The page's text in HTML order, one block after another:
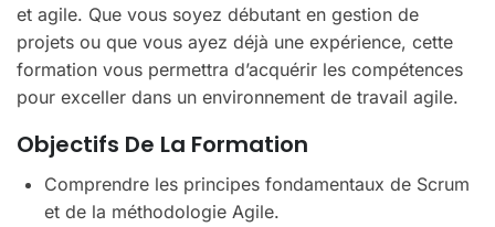
et agile. Que vous soyez débutant en gestion de
projets ou que vous ayez déjà une expérience, cette
formation vous permettra d’acquérir les compétences
pour exceller dans un environnement de travail agile.
Objectifs De La Formation
Comprendre les principes fondamentaux de Scrum
et de la méthodologie Agile.